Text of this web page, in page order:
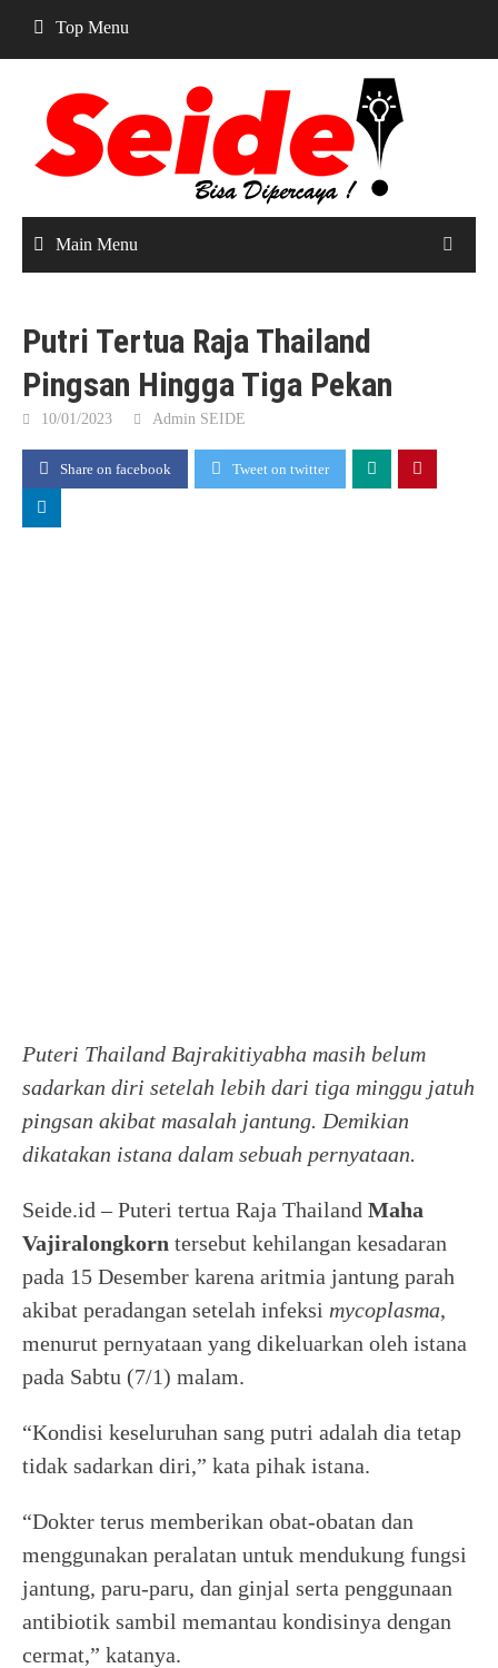
content
Top Menu
Main Menu
Putri Tertua Raja Thailand
Pingsan Hingga Tiga Pekan
10/01/2023 Admin SEIDE
Share on facebook Tweet on twitter
Puteri Thailand Bajrakitiyabha masih belum
sadarkan diri setelah lebih dari tiga minggu jatuh
pingsan akibat masalah jantung. Demikian
dikatakan istana dalam sebuah pernyataan.
Seide.id – Puteri tertua Raja Thailand Maha
Vajiralongkorn tersebut kehilangan kesadaran
pada 15 Desember karena aritmia jantung parah
akibat peradangan setelah infeksi mycoplasma,
menurut pernyataan yang dikeluarkan oleh istana
pada Sabtu (7/1) malam.
“Kondisi keseluruhan sang putri adalah dia tetap
tidak sadarkan diri,” kata pihak istana.
“Dokter terus memberikan obat-obatan dan
menggunakan peralatan untuk mendukung fungsi
jantung, paru-paru, dan ginjal serta penggunaan
antibiotik sambil memantau kondisinya dengan
cermat,” katanya.